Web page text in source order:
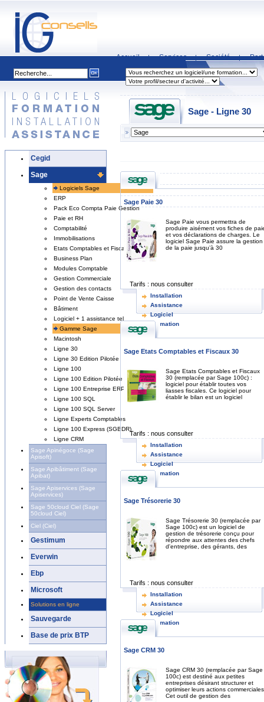
Accueil | Services | Société |
Cegid
Sage
Logiciels Sage
ERP
Pack Eco Compta Paie Gestion
Paie et RH
Comptabilité
Immobilisations
Etats Comptables et Fiscaux
Business Plan
Modules Comptable
Gestion Commerciale
Gestion des contacts
Point de Vente Caisse
Bâtiment
Logiciel + 1 assistance tel
Gamme Sage
Macintosh
Ligne 30
Ligne 30 Edition Pilotée
Ligne 100
Ligne 100 Edition Pilotée
Ligne 100 Entreprise ERP
Ligne 100 SQL
Ligne 100 SQL Server
Ligne Experts Comptables
Ligne 100 Express (SGBDR)
Ligne CRM
Sage Apinégoce (Sage
Apisoft)
Sage Apibâtiment (Sage
Apibat)
Sage Apiservices (Sage
Apiservices)
Sage 50cloud Ciel (Sage
50cloud Ciel)
Ciel (Ciel)
Gestimum
Everwin
Ebp
Microsoft
Solutions en ligne
Sauvegarde
Base de prix BTP
Sage - Ligne 30
Sage Paie 30
Sage Paie vous permettra de
produire aisément vos fiches de
et vos déclarations de charges. Le
logiciel Sage Paie assure la gestion
de la paie jusqu’à 30
Tarifs : nous consulter
Installation
Assistance
Logiciel
Formation
Sage Etats Comptables et Fiscaux 30
Sage Etats Comptables et Fiscaux
30 (remplacée par Sage 100c) :
logiciel pour établir toutes vos
liasses fiscales. Ce logiciel pour
établir le bilan est un logiciel
Tarifs : nous consulter
Installation
Assistance
Logiciel
Formation
Sage Trésorerie 30
Sage Trésorerie 30 (remplacée par
Sage 100c) est un logiciel de
gestion de trésorerie conçu pour
répondre aux attentes des chefs
d'entreprise, des gérants, des
Tarifs : nous consulter
Installation
Assistance
Logiciel
Formation
Sage CRM 30
Sage CRM 30 (remplacée par Sage
100c) est destiné aux petites
entreprises désirant structurer et
optimiser leurs actions
Cet outil de gestion des